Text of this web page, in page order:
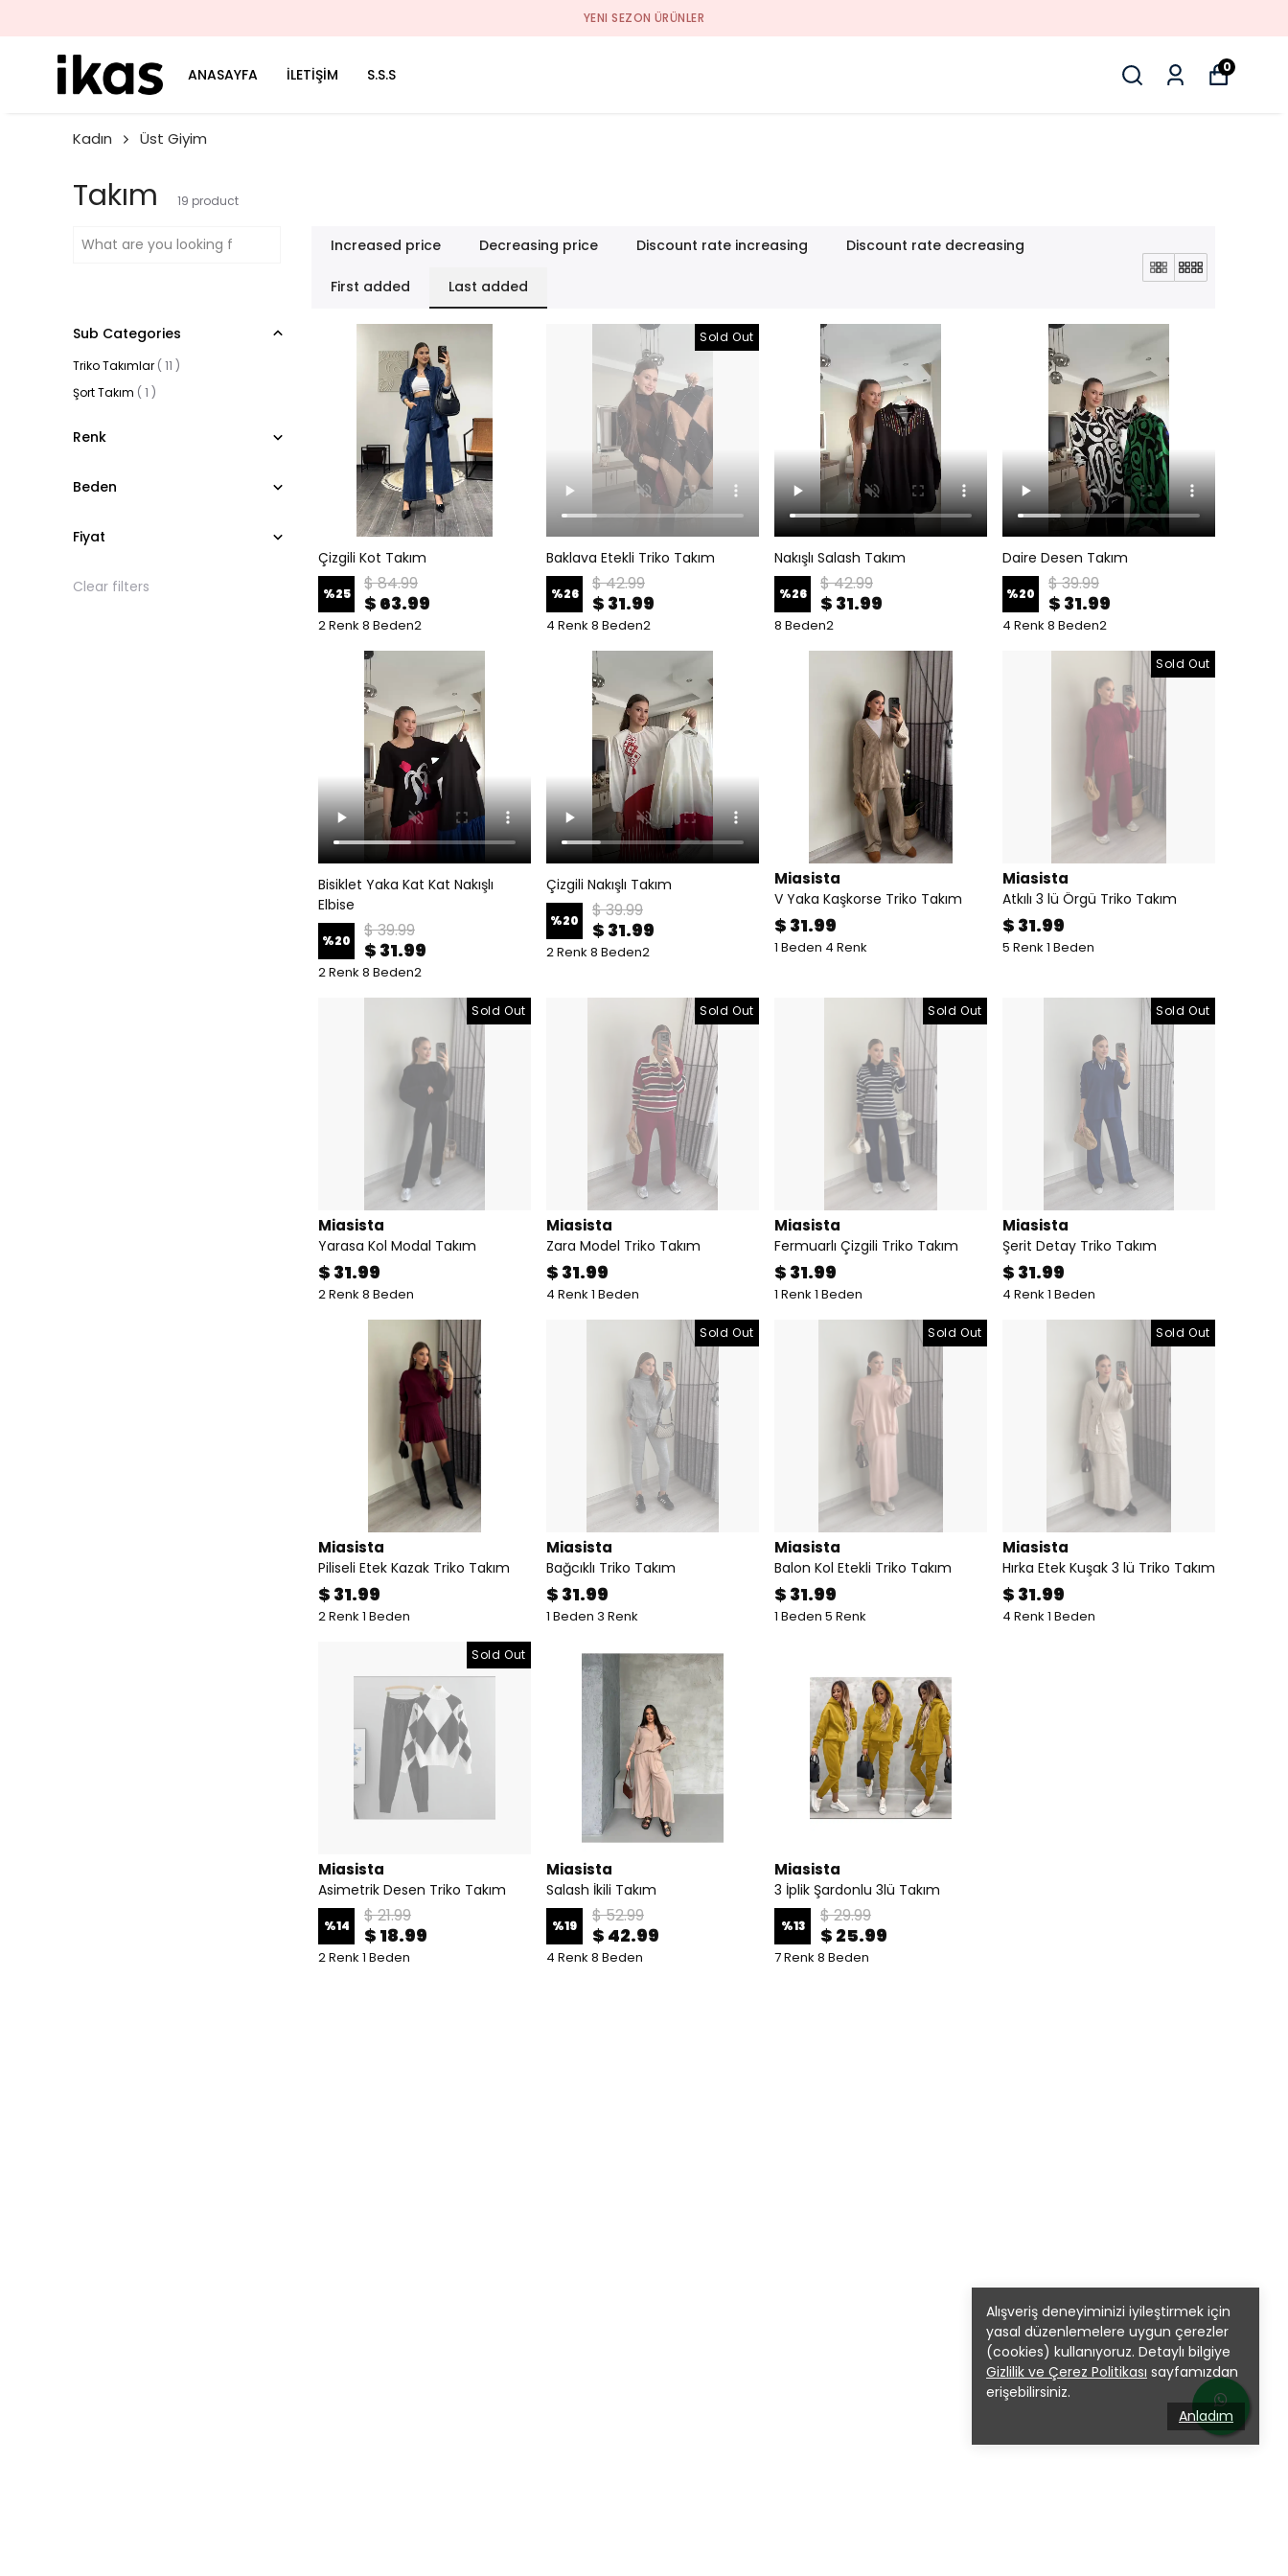
YENI SEZON ÜRÜNLER
ANASAYFA İLETİŞİM S.S.S 0
Alışveriş deneyiminizi iyileştirmek için
yasal düzenlemelere uygun çerezler
(cookies) kullanıyoruz. Detaylı bilgiye
Gizlilik ve Çerez Politikası sayfamızdan
erişebilirsiniz.
Anladım
Kadın Üst Giyim
Takım 19 product
Increased price Decreasing price Discount rate increasing Discount rate decreasing
First added Last added
Sub Categories
Triko Takımlar ( 11 )
Şort Takım ( 1 )
Renk
Beden
Fiyat
Clear filters
Çizgili Kot Takım
%25 $ 84.99
$ 63.99
2 Renk 8 Beden2
Sold Out
Baklava Etekli Triko Takım
%26 $ 42.99
$ 31.99
4 Renk 8 Beden2
Nakışlı Salash Takım
%26 $ 42.99
$ 31.99
8 Beden2
Daire Desen Takım
%20 $ 39.99
$ 31.99
4 Renk 8 Beden2
Bisiklet Yaka Kat Kat Nakışlı
Elbise
%20 $ 39.99
$ 31.99
2 Renk 8 Beden2
Çizgili Nakışlı Takım
%20 $ 39.99
$ 31.99
2 Renk 8 Beden2
Miasista
V Yaka Kaşkorse Triko Takım
$ 31.99
1 Beden 4 Renk
Sold Out
Miasista
Atkılı 3 lü Örgü Triko Takım
$ 31.99
5 Renk 1 Beden
Sold Out
Miasista
Yarasa Kol Modal Takım
$ 31.99
2 Renk 8 Beden
Sold Out
Miasista
Zara Model Triko Takım
$ 31.99
4 Renk 1 Beden
Sold Out
Miasista
Fermuarlı Çizgili Triko Takım
$ 31.99
1 Renk 1 Beden
Sold Out
Miasista
Şerit Detay Triko Takım
$ 31.99
4 Renk 1 Beden
Miasista
Piliseli Etek Kazak Triko Takım
$ 31.99
2 Renk 1 Beden
Sold Out
Miasista
Bağcıklı Triko Takım
$ 31.99
1 Beden 3 Renk
Sold Out
Miasista
Balon Kol Etekli Triko Takım
$ 31.99
1 Beden 5 Renk
Sold Out
Miasista
Hırka Etek Kuşak 3 lü Triko Takım
$ 31.99
4 Renk 1 Beden
Sold Out
Miasista
Asimetrik Desen Triko Takım
%14 $ 21.99
$ 18.99
2 Renk 1 Beden
Miasista
Salash İkili Takım
%19 $ 52.99
$ 42.99
4 Renk 8 Beden
Miasista
3 İplik Şardonlu 3lü Takım
%13 $ 29.99
$ 25.99
7 Renk 8 Beden